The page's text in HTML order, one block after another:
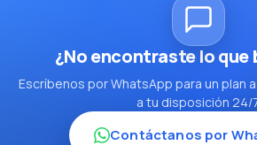
¿No encontraste lo que
Escríbenos por WhatsApp para un plan
a tu disposición 24/
Contáctanos por